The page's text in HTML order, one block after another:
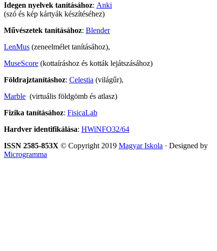
Idegen nyelvek tanításához: Anki
(szó és kép kártyák készítéséhez)
Művészetek tanításához: Blender
LenMus (zeneelmélet tanításához),
MuseScore (kottaíráshoz és kották lejátszásához)
Földrajztanításhoz: Celestia (világűr),
Marble (virtuális földgömb és atlasz)
Fizika tanításához: FisicaLab
Hardver identifikálása: HWiNFO32/64
ISSN 2585-853X © Copyright 2019 Magyar Iskola · Designed by
Microgramma